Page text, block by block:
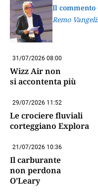
Il
Remo
31/07/2026 08:00
Wizz Air non
si accontenta più
29/07/2026 11:52
Le crociere fluviali
corteggiano Explora
21/07/2026 10:36
Il carburante
non perdona
O’Leary